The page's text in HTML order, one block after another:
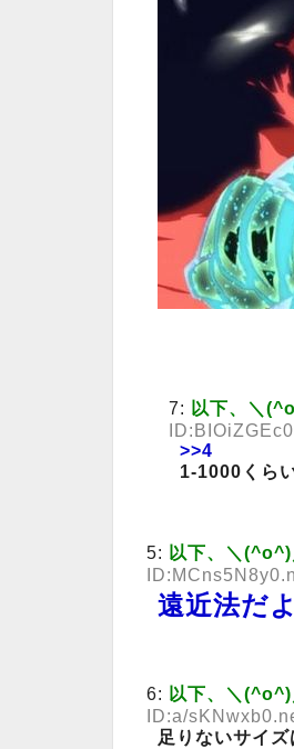
7: 以下、＼
>>4
1-1000くら
5: 以下、＼(^o^)
遠近法だよ
6: 以下、＼(^o^)
ID:a/
足りないサイズ